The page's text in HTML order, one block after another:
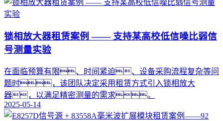
锁相放大器租赁案例 —— 支持某高校低信噪比弱信
号测量实验
在面临预算有限、时间紧迫、设备采购流程复杂等问
题时，该团队决定采用租赁方式引入锁相放大
器，以满足精密测量的需求。
2025-05-14